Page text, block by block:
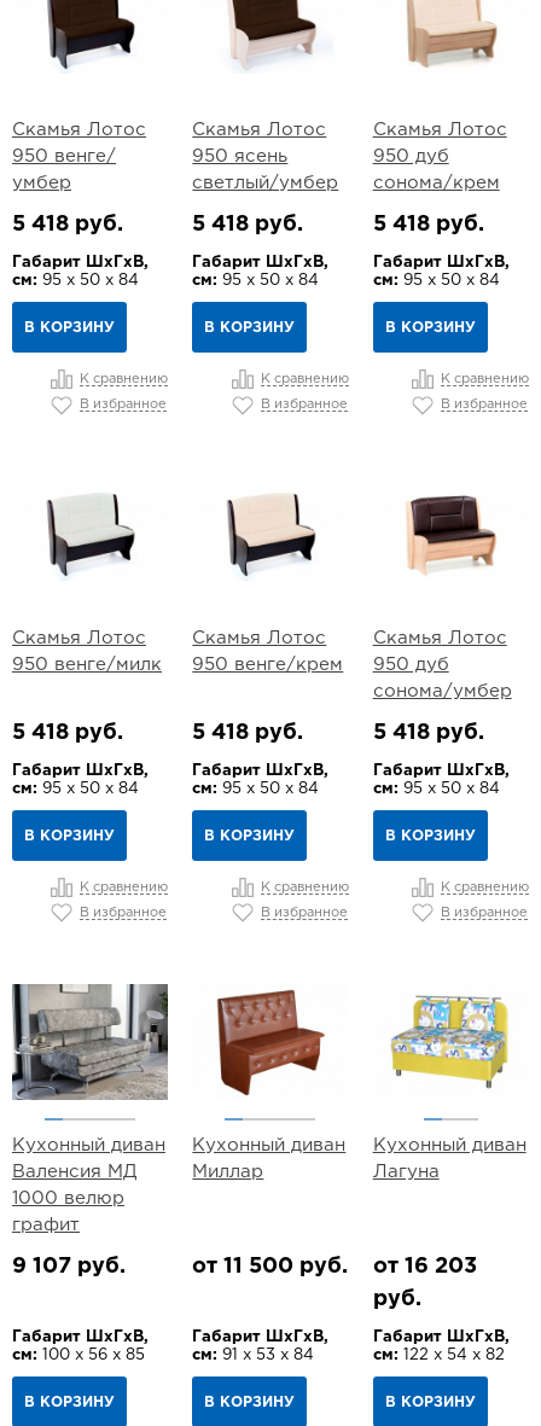
Скамья Лотос
950 венге/
умбер
5 418 руб.
Габарит ШхГхВ,
см: 95 х 50 х 84
В КОРЗИНУ
К сравнению
В избранное
Скамья Лотос
950 ясень
светлый/умбер
5 418 руб.
Габарит ШхГхВ,
см: 95 х 50 х 84
В КОРЗИНУ
К сравнению
В избранное
Скамья Лотос
950 дуб
сонома/крем
5 418 руб.
Габарит ШхГхВ,
см: 95 х 50 х 84
В КОРЗИНУ
К сравнению
В избранное
Скамья Лотос
950 венге/милк
5 418 руб.
Габарит ШхГхВ,
см: 95 х 50 х 84
В КОРЗИНУ
К сравнению
В избранное
Скамья Лотос
950 венге/крем
5 418 руб.
Габарит ШхГхВ,
см: 95 х 50 х 84
В КОРЗИНУ
К сравнению
В избранное
Скамья Лотос
950 дуб
сонома/умбер
5 418 руб.
Габарит ШхГхВ,
см: 95 х 50 х 84
В КОРЗИНУ
К сравнению
В избранное
Кухонный диван
Валенсия МД
1000 велюр
графит
9 107 руб.
Габарит ШхГхВ,
см: 100 х 56 х 85
В КОРЗИНУ
Кухонный диван
Миллар
от 11 500 руб.
Габарит ШхГхВ,
см: 91 х 53 х 84
В КОРЗИНУ
Кухонный диван
Лагуна
от 16 203
руб.
Габарит ШхГхВ,
см: 122 х 54 х 82
В КОРЗИНУ